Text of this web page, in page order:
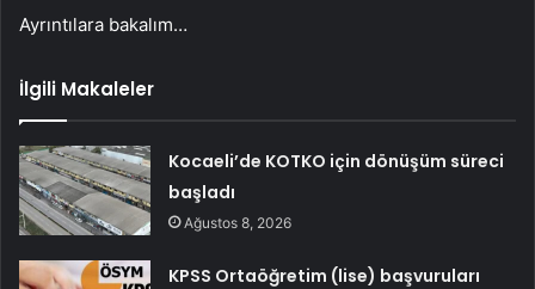
Ayrıntılara bakalım…
İlgili Makaleler
Kocaeli’de KOTKO için dönüşüm süreci
başladı
Ağustos 8, 2026
KPSS Ortaöğretim (lise) başvuruları